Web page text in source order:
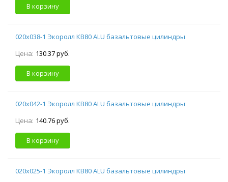
В корзину
020х038-1 Экоролл КВ80 ALU базальтовые цилиндры
Цена: 130.37 руб.
В корзину
020х042-1 Экоролл КВ80 ALU базальтовые цилиндры
Цена: 140.76 руб.
В корзину
020х025-1 Экоролл КВ80 ALU базальтовые цилиндры